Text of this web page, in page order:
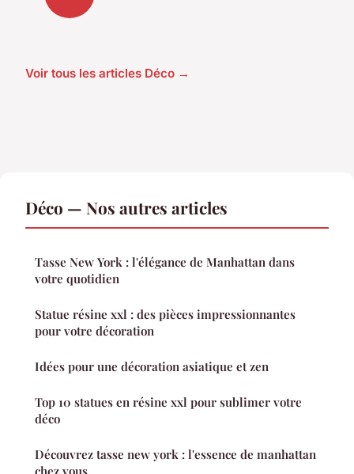
Voir tous les articles Déco →
Déco — Nos autres articles
Tasse New York : l'élégance de Manhattan dans
votre quotidien
Statue résine xxl : des pièces impressionnantes
pour votre décoration
Idées pour une décoration asiatique et zen
Top 10 statues en résine xxl pour sublimer votre
déco
Découvrez tasse new york : l'essence de manhattan
chez vous